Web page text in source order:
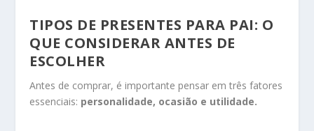
TIPOS DE PRESENTES PARA PAI: O
QUE CONSIDERAR ANTES DE
ESCOLHER
Antes de comprar, é importante pensar em três fatores
essenciais: personalidade, ocasião e utilidade.